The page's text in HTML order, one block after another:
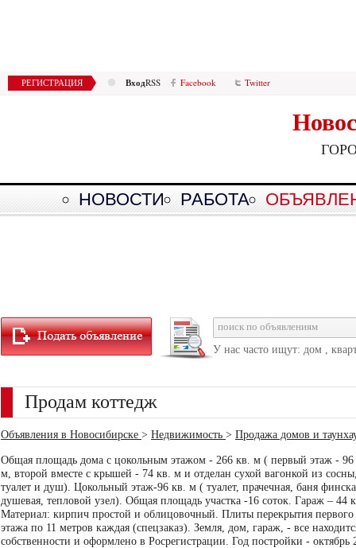
РЕГИСТРАЦИЯ ВходRSS Facebook Twitter
НОВОСТИ РАБОТА
У нас часто ищут: дом ,
Продам коттедж
Объявления в Новосибирске > Недвижимость > Продажа домов и
Общая площадь дома с цокольным этажом - 266 кв. м ( первый этаж - 96
м, второй вместе с крышей - 74 кв. м и отделан сухой вагонкой из
туалет и душ). Цокольный этаж-96 кв. м ( туалет, прачечная, баня
душевая, тепловой узел). Общая площадь участка -16 соток. Гараж – 44
Материал: кирпич простой и облицовочный. Плиты перекрытия первого
этажа по 11 метров каждая (спецзаказ). Земля, дом, гараж, - все
собственности и оформлено в Росрегистрации. Год постройки - октябрь